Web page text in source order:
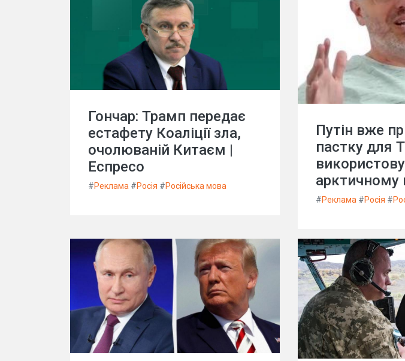
Гончар: Трамп передає
естафету Коаліції зла,
очолюваній Китаєм |
Еспресо
#Реклама #Росія #Російська мова
Путін вже
пастку для
арктичному
#Реклама #Росія #